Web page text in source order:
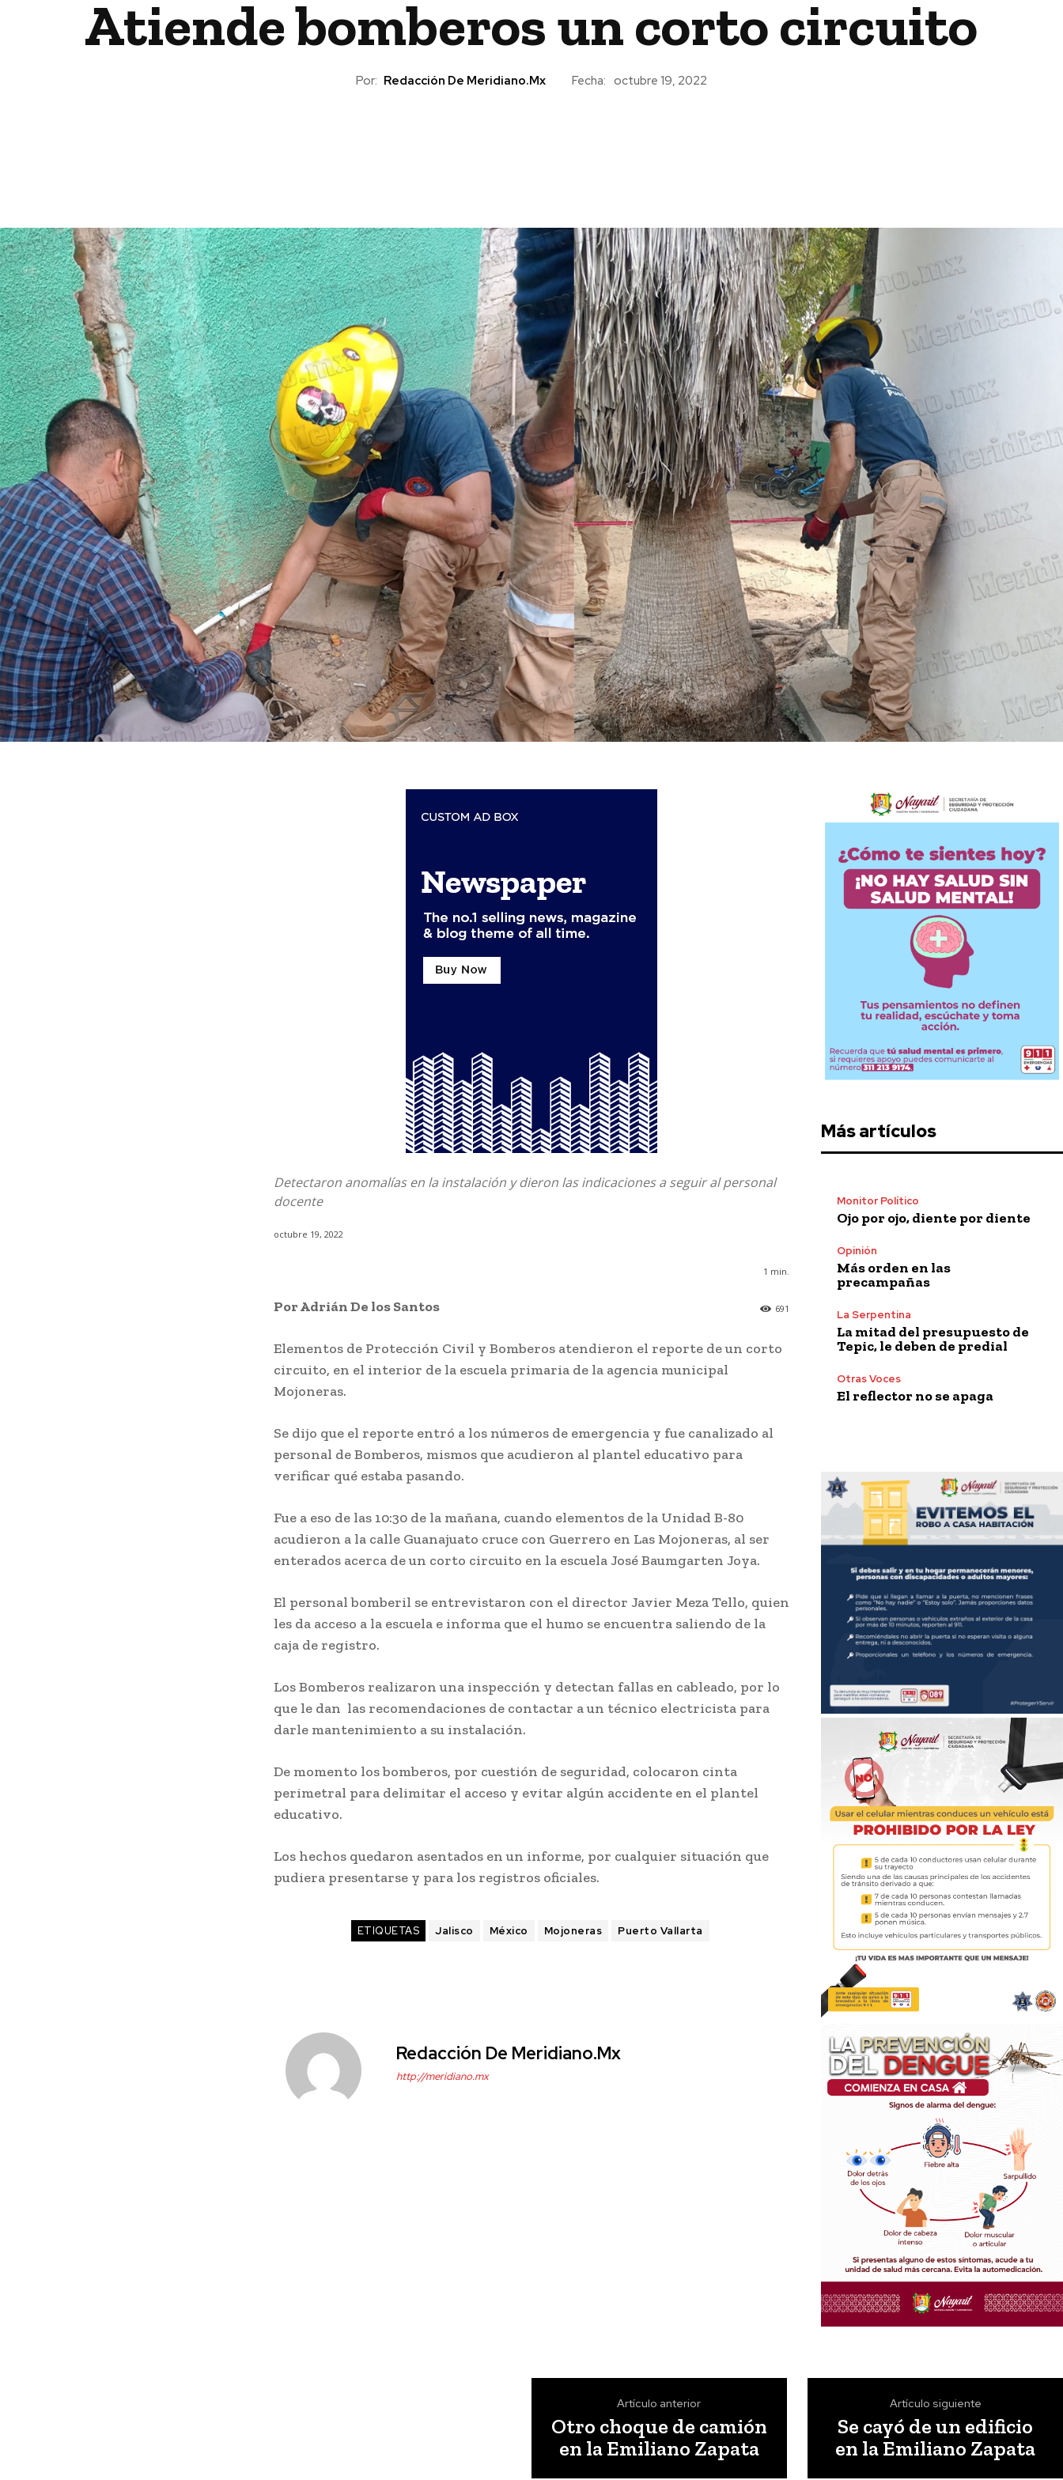
Atiende bomberos un corto circuito
Por: Redacción De Meridiano.mx Fecha: octubre 19, 2022
Detectaron anomalías en la instalación y dieron las indicaciones a seguir al personal
docente
octubre 19, 2022
1 min.
691
Por Adrián De los Santos
Elementos de Protección Civil y Bomberos atendieron el reporte de un corto
circuito, en el interior de la escuela primaria de la agencia municipal
Mojoneras.
Se dijo que el reporte entró a los números de emergencia y fue canalizado al
personal de Bomberos, mismos que acudieron al plantel educativo para
verificar qué estaba pasando.
Fue a eso de las 10:30 de la mañana, cuando elementos de la Unidad B-80
acudieron a la calle Guanajuato cruce con Guerrero en Las Mojoneras, al ser
enterados acerca de un corto circuito en la escuela José Baumgarten Joya.
El personal bomberil se entrevistaron con el director Javier Meza Tello, quien
les da acceso a la escuela e informa que el humo se encuentra saliendo de la
caja de registro.
Los Bomberos realizaron una inspección y detectan fallas en cableado, por lo
que le dan las recomendaciones de contactar a un técnico electricista para
darle mantenimiento a su instalación.
De momento los bomberos, por cuestión de seguridad, colocaron cinta
perimetral para delimitar el acceso y evitar algún accidente en el plantel
educativo.
Los hechos quedaron asentados en un informe, por cualquier situación que
pudiera presentarse y para los registros oficiales.
ETIQUETAS Jalisco México Mojoneras Puerto Vallarta
Redacción De Meridiano.mx
http://meridiano.mx
Más artículos
Monitor Político
Ojo por ojo, diente por diente
Opinión
Más orden en las
precampañas
La Serpentina
La mitad del presupuesto de
Tepic, le deben de predial
Otras Voces
El reflector no se apaga
Artículo anterior
Otro choque de camión
en la Emiliano Zapata
Artículo siguiente
Se cayó de un edificio
en la Emiliano Zapata